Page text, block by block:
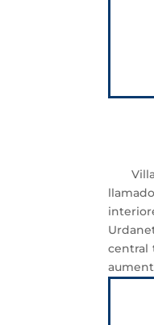
central